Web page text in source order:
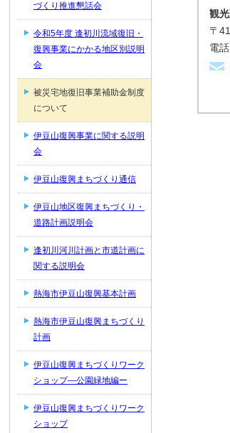
観
〒
電
づくり推進懇話会
令和5年度 逢初川流域復旧・
復興事業にかかる地区別説明
会
被災宅地復旧事業補助金制度
について
伊豆山復興事業に関する説明
会
伊豆山復興まちづくり通信
伊豆山地区復興まちづくり・
道路計画説明会
逢初川河川計画と市道計画に
関する説明会
熱海市伊豆山復興基本計画
熱海市伊豆山復興まちづくり
計画
伊豆山復興まちづくりワーク
ショップ―公園緑地編ー
伊豆山復興まちづくりワーク
ショップ